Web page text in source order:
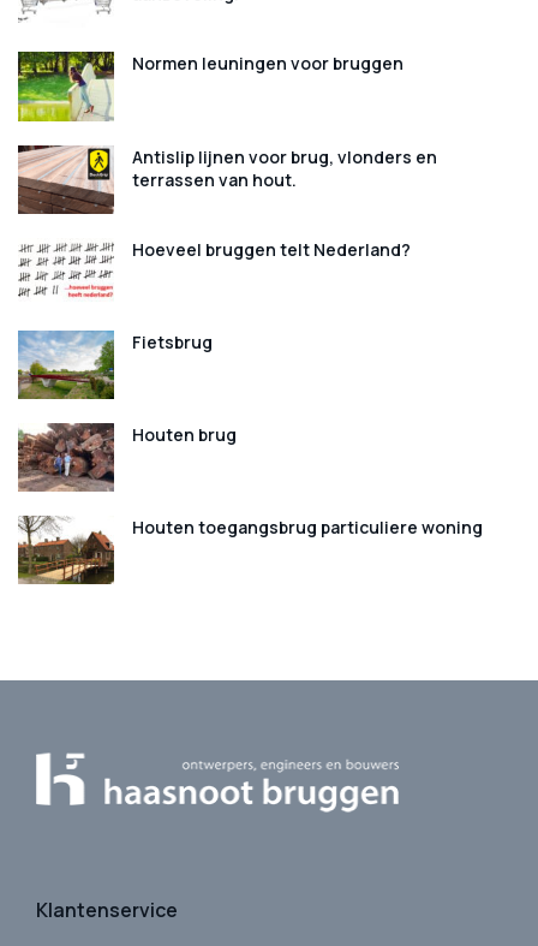
Normen leuningen voor bruggen
Antislip lijnen voor brug, vlonders en
terrassen van hout.
Hoeveel bruggen telt Nederland?
Fietsbrug
Houten brug
Houten toegangsbrug particuliere woning
Klantenservice